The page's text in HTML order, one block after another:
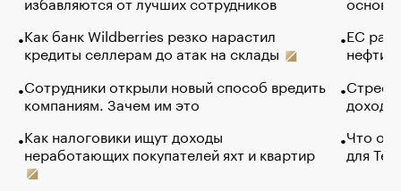
Как банк Wildberries резко нарастил
кредиты селлерам до атак на склады
Сотрудники открыли новый способ вредить
компаниям. Зачем им это
Как налоговики ищут доходы
неработающих покупателей яхт и квартир
ЕС
нефти
Что
для